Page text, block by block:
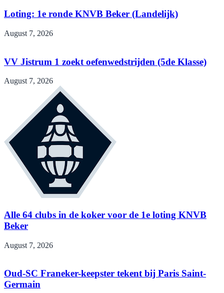
Loting: 1e ronde KNVB Beker (Landelijk)
August 7, 2026
VV Jistrum 1 zoekt oefenwedstrijden (5de Klasse)
August 7, 2026
Alle 64 clubs in de koker voor de 1e loting KNVB
Beker
August 7, 2026
Oud-SC Franeker-keepster tekent bij Paris Saint-
Germain